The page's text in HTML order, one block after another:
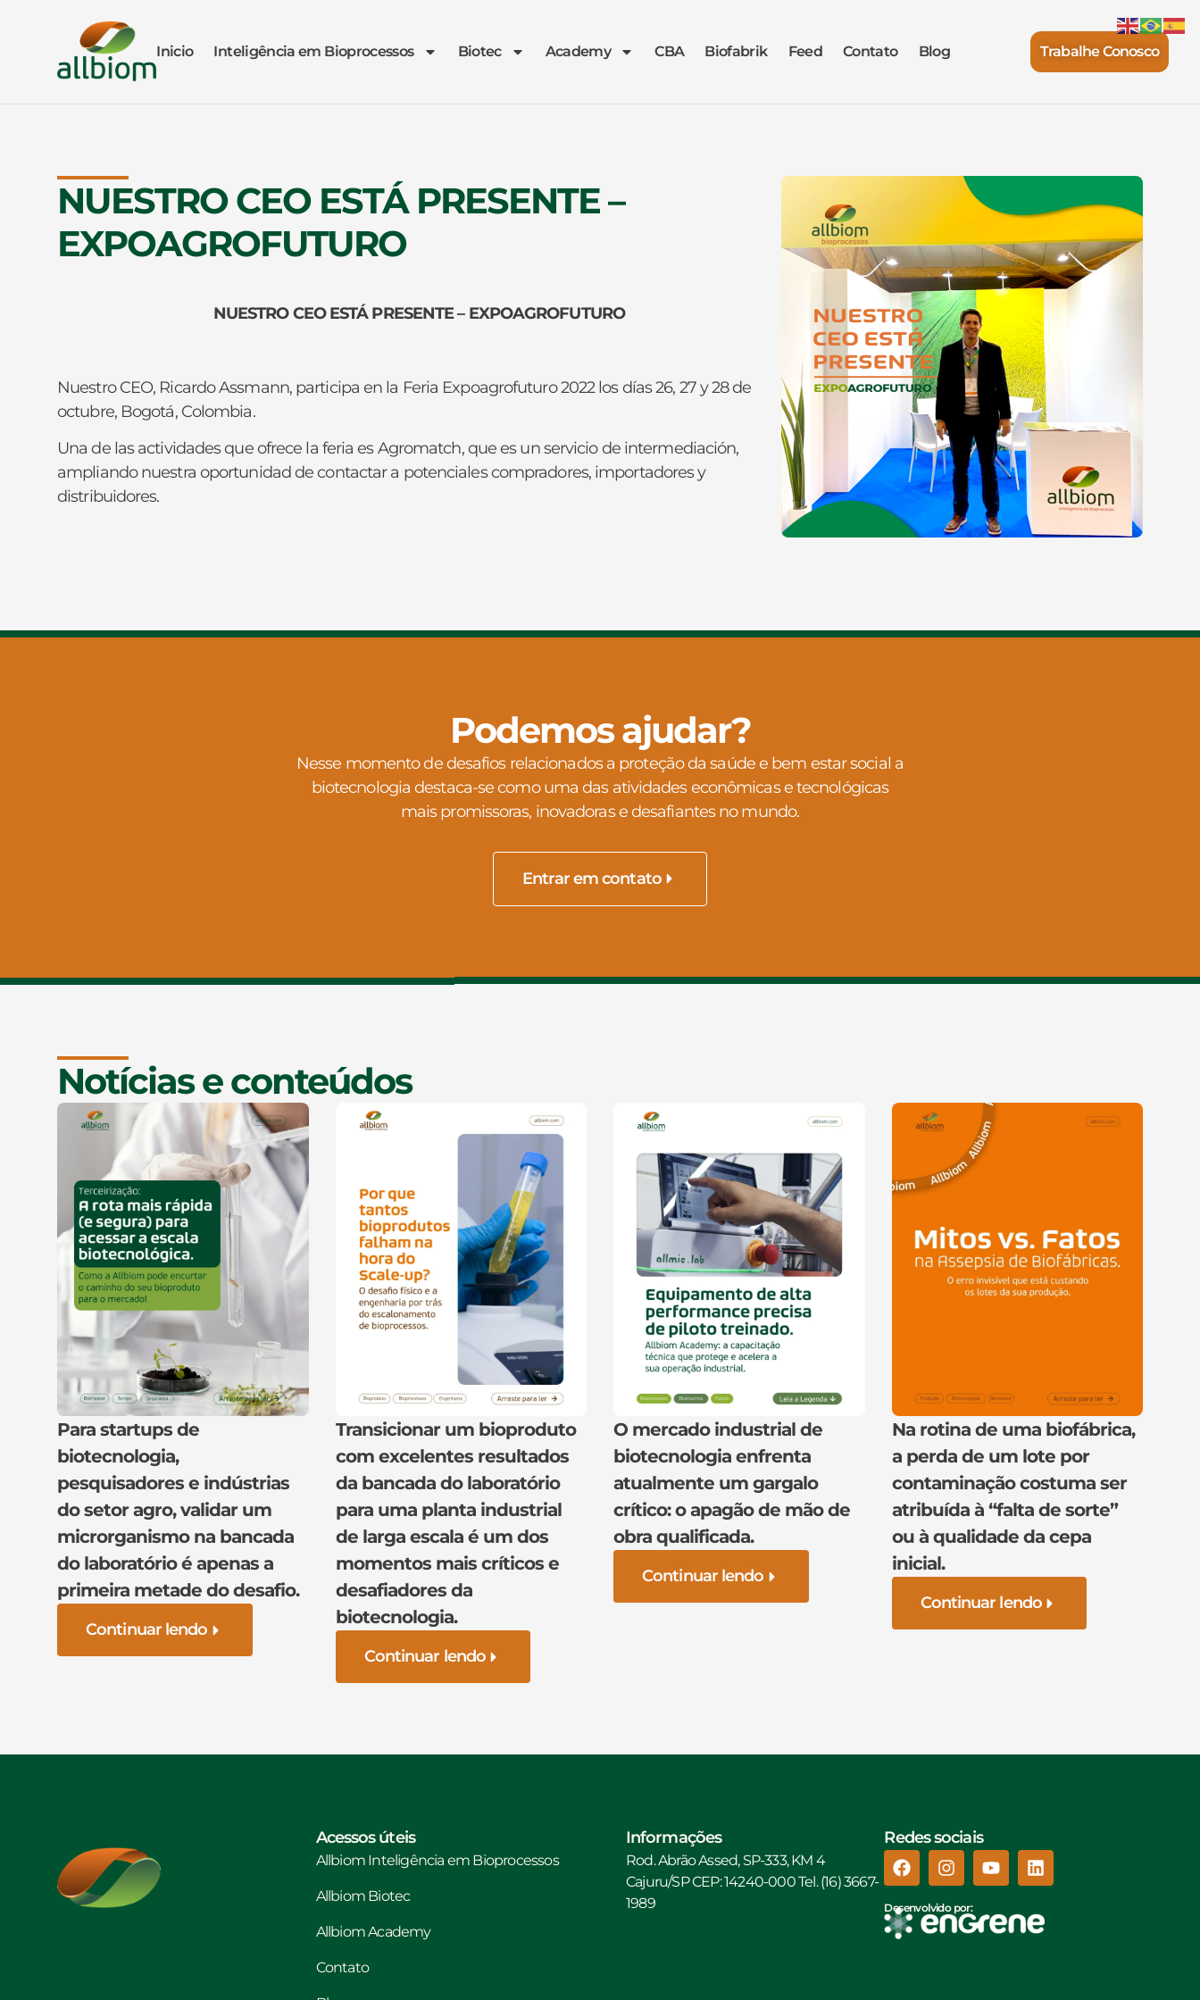
Inicio Inteligência em Bioprocessos Biotec Academy CBA Biofabrik Feed Contato Blog Trabalhe Conosco
NUESTRO CEO ESTÁ PRESENTE –
EXPOAGROFUTURO
NUESTRO CEO ESTÁ PRESENTE – EXPOAGROFUTURO
Nuestro CEO, Ricardo Assmann, participa en la Feria Expoagrofuturo 2022 los días 26, 27 y 28 de
octubre, Bogotá, Colombia.
Una de las actividades que ofrece la feria es Agromatch, que es un servicio de intermediación,
ampliando nuestra oportunidad de contactar a potenciales compradores, importadores y
distribuidores.
Podemos ajudar?
Nesse momento de desafios relacionados a proteção da saúde e bem estar social a
biotecnologia destaca-se como uma das atividades econômicas e tecnológicas
mais promissoras, inovadoras e desafiantes no mundo.
Entrar em contato
Notícias e conteúdos
Para startups de
biotecnologia,
pesquisadores e indústrias
do setor agro, validar um
microrganismo na bancada
do laboratório é apenas a
primeira metade do desafio.
Continuar lendo
Transicionar um bioproduto
com excelentes resultados
da bancada do laboratório
para uma planta industrial
de larga escala é um dos
momentos mais críticos e
desafiadores da
biotecnologia.
Continuar lendo
O mercado industrial de
biotecnologia enfrenta
atualmente um gargalo
crítico: o apagão de mão de
obra qualificada.
Continuar lendo
Na rotina de uma biofábrica,
a perda de um lote por
contaminação costuma ser
atribuída à “falta de sorte”
ou à qualidade da cepa
inicial.
Continuar lendo
Acessos úteis
Allbiom Inteligência em Bioprocessos
Allbiom Biotec
Allbiom Academy
Contato
Informações
Rod. Abrão Assed, SP-333, KM 4
Cajuru/SP CEP: 14240-000 Tel. (16) 3667-
1989
Redes sociais
Desenvolvido por: